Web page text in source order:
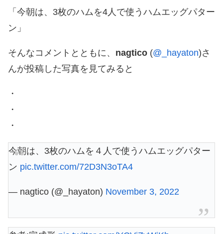
「今朝は、3枚のハムを4人で使うハムエッグパター
ン」
そんなコメントとともに、 nagtico (@_hayaton)さ
んが投稿した写真を見てみると
・
・
・
今朝は、3枚のハムを４人で使うハムエッグパター
ン pic.twitter.com/72D3N3oTA4
— nagtico (@_hayaton) November 3, 2022